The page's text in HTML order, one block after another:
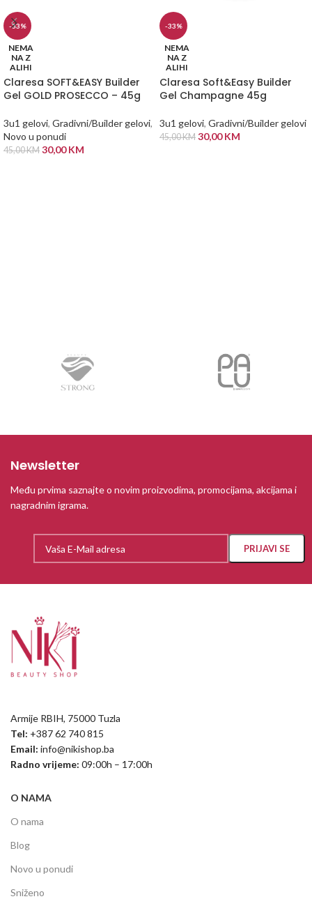
-33%
NEMA
NA Z
ALIHI
Claresa SOFT&EASY Builder
Gel GOLD PROSECCO – 45g
3u1 gelovi, Gradivni/Builder gelovi,
Novo u ponudi
45,00KM 30,00KM
-33%
NEMA
NA Z
ALIHI
Claresa Soft&Easy Builder
Gel Champagne 45g
3u1 gelovi, Gradivni/Builder gelovi
45,00KM 30,00KM
Newsletter
Među prvima saznajte o novim proizvodima, promocijama, akcijama i
nagradnim igrama.
Armije RBIH, 75000 Tuzla
Tel: +387 62 740 815
Email: info@nikishop.ba
Radno vrijeme: 09:00h – 17:00h
O NAMA
O nama
Blog
Novo u ponudi
Sniženo